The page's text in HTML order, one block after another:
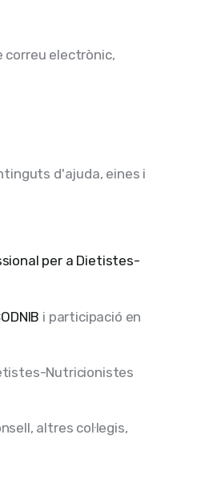
correu electrònic,
d'ajuda, eines i
per a Dietistes-
i participació en
Nutricionistes
altres col·legis,